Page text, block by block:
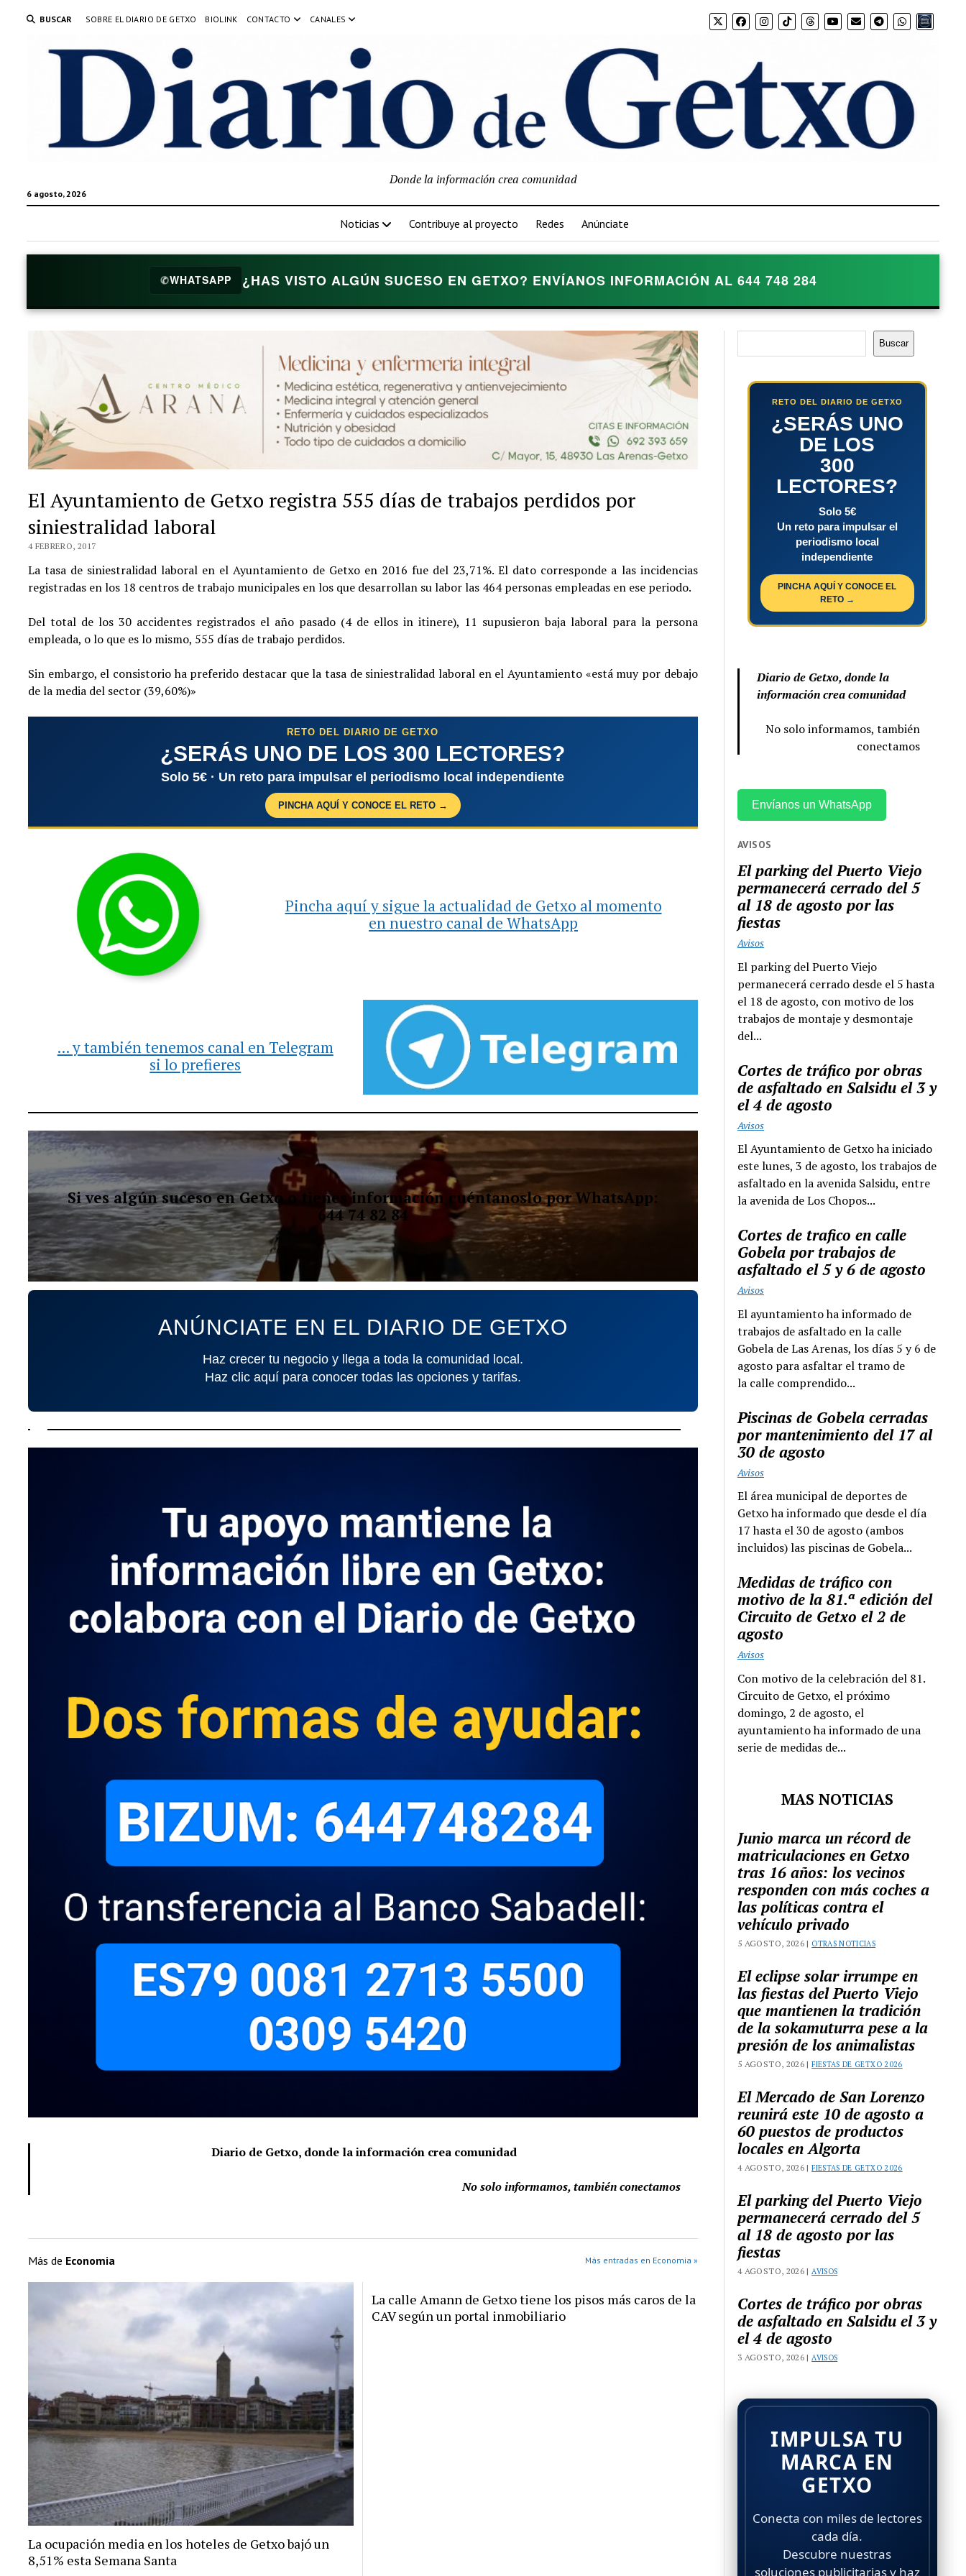
BUSCAR SOBRE EL DIARIO DE GETXO BIOLINK CONTACTO CANALES Bio.link
6 agosto, 2026
Donde la información crea comunidad
Noticias Contribuye al proyecto Redes Anúnciate
✆WHATSAPP ¿HAS VISTO ALGÚN SUCESO EN GETXO? ENVÍANOS INFORMACIÓN AL 644 748 284
El Ayuntamiento de Getxo registra 555 días de trabajos perdidos por
siniestralidad laboral
4 FEBRERO, 2017
La tasa de siniestralidad laboral en el Ayuntamiento de Getxo en 2016 fue del 23,71%. El dato corresponde a las incidencias
registradas en los 18 centros de trabajo municipales en los que desarrollan su labor las 464 personas empleadas en ese periodo.
Del total de los 30 accidentes registrados el año pasado (4 de ellos in itinere), 11 supusieron baja laboral para la persona
empleada, o lo que es lo mismo, 555 días de trabajo perdidos.
Sin embargo, el consistorio ha preferido destacar que la tasa de siniestralidad laboral en el Ayuntamiento «está muy por debajo
de la media del sector (39,60%)»
RETO DEL DIARIO DE GETXO
¿SERÁS UNO DE LOS 300 LECTORES?
Solo 5€ · Un reto para impulsar el periodismo local independiente
PINCHA AQUÍ Y CONOCE EL RETO →
Pincha aquí y sigue la actualidad de Getxo al momento
en nuestro canal de WhatsApp
... y también tenemos canal en Telegram
si lo prefieres
Si ves algún suceso en Getxo o tienes información cuéntanoslo por WhatsApp:
644 74 82 84
ANÚNCIATE EN EL DIARIO DE GETXO
Haz crecer tu negocio y llega a toda la comunidad local.
Haz clic aquí para conocer todas las opciones y tarifas.
Diario de Getxo, donde la información crea comunidad
No solo informamos, también conectamos
Más de Economia Más entradas en Economia »
La ocupación media en los hoteles de Getxo bajó un
8,51% esta Semana Santa
La calle Amann de Getxo tiene los pisos más caros de la
CAV según un portal inmobiliario
Buscar
RETO DEL DIARIO DE GETXO
¿SERÁS UNO
DE LOS
300
LECTORES?
Solo 5€
Un reto para impulsar el
periodismo local
independiente
PINCHA AQUÍ Y CONOCE EL
RETO →
Diario de Getxo, donde la
información crea comunidad
No solo informamos, también
conectamos
Envíanos un WhatsApp
AVISOS
El parking del Puerto Viejo
permanecerá cerrado del 5
al 18 de agosto por las
fiestas
Avisos
El parking del Puerto Viejo
permanecerá cerrado desde el 5 hasta
el 18 de agosto, con motivo de los
trabajos de montaje y desmontaje
del...
Cortes de tráfico por obras
de asfaltado en Salsidu el 3 y
el 4 de agosto
Avisos
El Ayuntamiento de Getxo ha iniciado
este lunes, 3 de agosto, los trabajos de
asfaltado en la avenida Salsidu, entre
la avenida de Los Chopos...
Cortes de trafico en calle
Gobela por trabajos de
asfaltado el 5 y 6 de agosto
Avisos
El ayuntamiento ha informado de
trabajos de asfaltado en la calle
Gobela de Las Arenas, los días 5 y 6 de
agosto para asfaltar el tramo de
la calle comprendido...
Piscinas de Gobela cerradas
por mantenimiento del 17 al
30 de agosto
Avisos
El área municipal de deportes de
Getxo ha informado que desde el día
17 hasta el 30 de agosto (ambos
incluidos) las piscinas de Gobela...
Medidas de tráfico con
motivo de la 81.ª edición del
Circuito de Getxo el 2 de
agosto
Avisos
Con motivo de la celebración del 81.
Circuito de Getxo, el próximo
domingo, 2 de agosto, el
ayuntamiento ha informado de una
serie de medidas de...
MAS NOTICIAS
Junio marca un récord de
matriculaciones en Getxo
tras 16 años: los vecinos
responden con más coches a
las políticas contra el
vehículo privado
5 AGOSTO, 2026 | OTRAS NOTICIAS
El eclipse solar irrumpe en
las fiestas del Puerto Viejo
que mantienen la tradición
de la sokamuturra pese a la
presión de los animalistas
5 AGOSTO, 2026 |FIESTAS DE GETXO 2026
El Mercado de San Lorenzo
reunirá este 10 de agosto a
60 puestos de productos
locales en Algorta
4 AGOSTO, 2026 |FIESTAS DE GETXO 2026
El parking del Puerto Viejo
permanecerá cerrado del 5
al 18 de agosto por las
fiestas
4 AGOSTO, 2026 | AVISOS
Cortes de tráfico por obras
de asfaltado en Salsidu el 3 y
el 4 de agosto
3 AGOSTO, 2026 | AVISOS
IMPULSA TU
MARCA EN
GETXO
Conecta con miles de lectores
cada día.
Descubre nuestras
soluciones publicitarias y haz